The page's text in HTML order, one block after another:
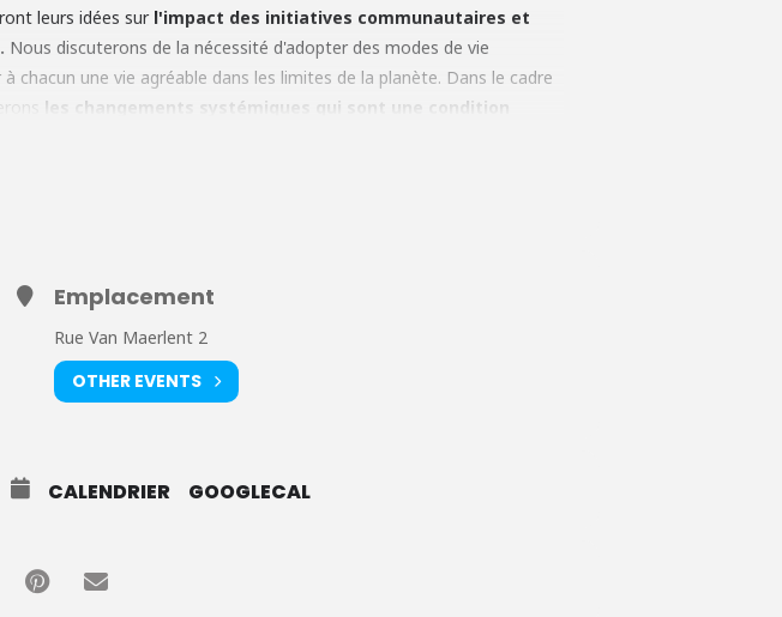
leurs idées sur l'impact des initiatives communautaires et
Nous discuterons de la nécessité d'adopter des modes de vie
une vie agréable dans les limites de la planète. Dans le cadre
les changements systémiques qui sont une condition
les gouvernements locaux et la nature. Ensemble, nous nous
locaux et décideurs politiques - pour localiser un Green Deal
Emplacement
Rue Van Maerlent 2
OTHER EVENTS
CALENDRIER GOOGLECAL